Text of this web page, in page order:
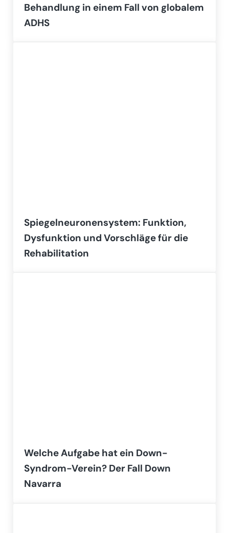
Behandlung in einem Fall von globalem
ADHS
Spiegelneuronensystem: Funktion,
Dysfunktion und Vorschläge für die
Rehabilitation
Welche Aufgabe hat ein Down-
Syndrom-Verein? Der Fall Down
Navarra